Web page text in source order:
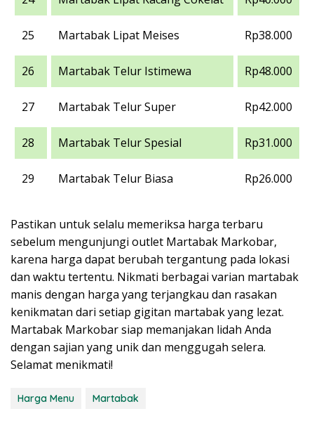
25 Martabak Lipat Meises Rp38.000
26 Martabak Telur Istimewa Rp48.000
27 Martabak Telur Super Rp42.000
28 Martabak Telur Spesial Rp31.000
29 Martabak Telur Biasa Rp26.000
Pastikan untuk selalu memeriksa harga terbaru
sebelum mengunjungi outlet Martabak Markobar,
karena harga dapat berubah tergantung pada lokasi
dan waktu tertentu. Nikmati berbagai varian martabak
manis dengan harga yang terjangkau dan rasakan
kenikmatan dari setiap gigitan martabak yang lezat.
Martabak Markobar siap memanjakan lidah Anda
dengan sajian yang unik dan menggugah selera.
Selamat menikmati!
Harga Menu Martabak